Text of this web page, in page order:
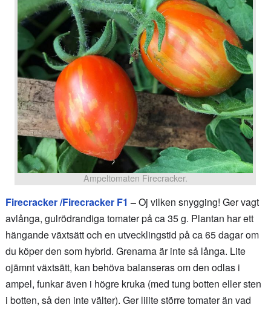
Ampeltomaten Firecracker.
Firecracker /Firecracker F1 –Oj vilken snygging! Ger vagt
avlånga, gulrödrandiga tomater på ca 35 g. Plantan har ett
hängande växtsätt och en utvecklingstid på ca 65 dagar om
du köper den som hybrid. Grenarna är inte så långa. Lite
ojämnt växtsätt, kan behöva balanseras om den odlas i
ampel, funkar även i högre kruka (med tung botten eller sten
i botten, så den inte välter). Ger liiite större tomater än vad